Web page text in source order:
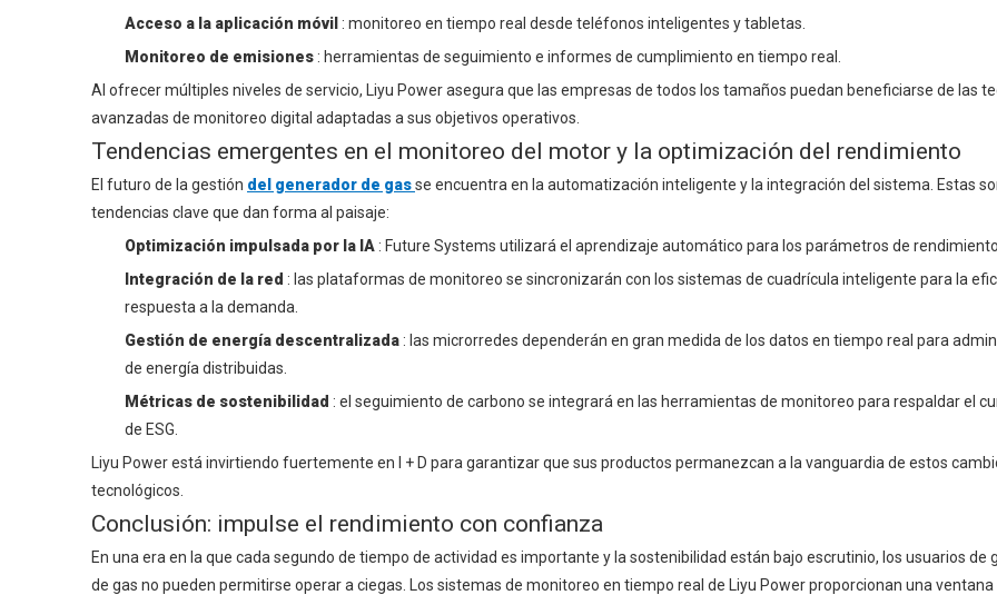
Acceso a la aplicación móvil : monitoreo en tiempo real desde teléfonos inteligentes y tabletas.
Monitoreo de emisiones : herramientas de seguimiento e informes de cumplimiento en tiempo real.
Al ofrecer múltiples niveles de servicio, Liyu Power asegura que las empresas de todos los tamaños puedan beneficiarse de las
avanzadas de monitoreo digital adaptadas a sus objetivos operativos.
Tendencias emergentes en el monitoreo del motor y la optimización del rendimiento
El futuro de la gestión del generador de gasse encuentra en la automatización inteligente y la integración del sistema. Estas
tendencias clave que dan forma al paisaje:
Optimización impulsada por la IA : Future Systems utilizará el aprendizaje automático para los parámetros de
Integración de la red : las plataformas de monitoreo se sincronizarán con los sistemas de cuadrícula inteligente para la
respuesta a la demanda.
Gestión de energía descentralizada : las microrredes dependerán en gran medida de los datos en tiempo real para
de energía distribuidas.
Métricas de sostenibilidad : el seguimiento de carbono se integrará en las herramientas de monitoreo para respaldar el
de ESG.
Liyu Power está invirtiendo fuertemente en I + D para garantizar que sus productos permanezcan a la vanguardia de estos
tecnológicos.
Conclusión: impulse el rendimiento con confianza
En una era en la que cada segundo de tiempo de actividad es importante y la sostenibilidad están bajo escrutinio, los usuarios de
de gas no pueden permitirse operar a ciegas. Los sistemas de monitoreo en tiempo real de Liyu Power proporcionan una ventana